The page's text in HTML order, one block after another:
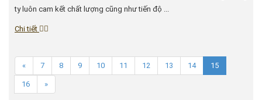
ty luôn cam kết chất lượng cũng như tiến độ ...
Chi tiết
« 7 8 9 10 11 12 13 14 15
16 »